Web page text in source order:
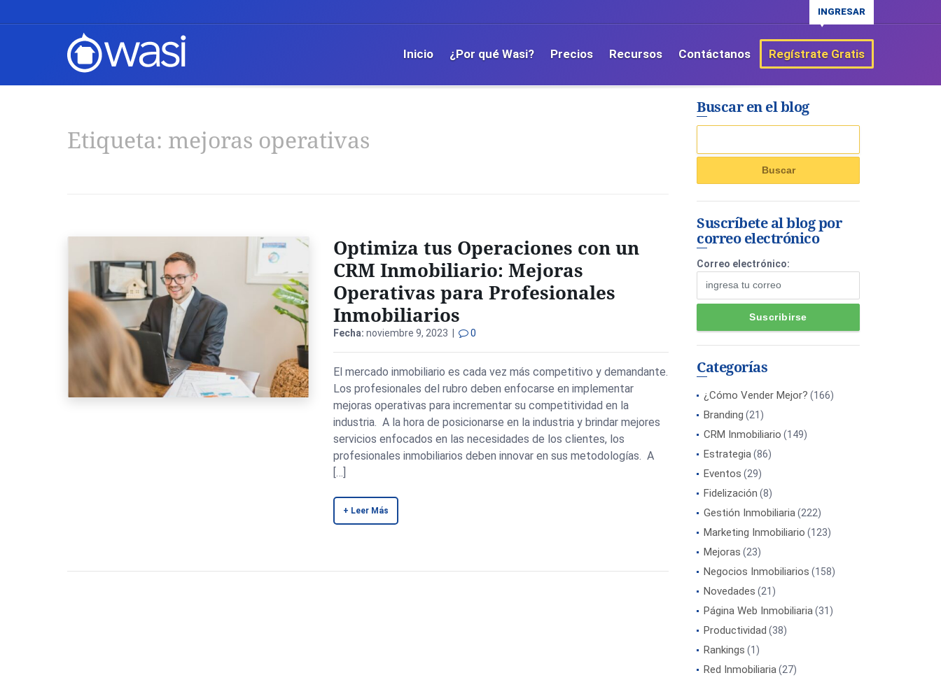
INGRESAR
Inicio ¿Por qué Wasi? Precios Recursos Contáctanos Regístrate Gratis
Etiqueta: mejoras operativas
Optimiza tus Operaciones con un
CRM Inmobiliario: Mejoras
Operativas para Profesionales
Inmobiliarios
Fecha: noviembre 9, 2023 | 0
El mercado inmobiliario es cada vez más competitivo y demandante.
Los profesionales del rubro deben enfocarse en implementar
mejoras operativas para incrementar su competitividad en la
industria. A la hora de posicionarse en la industria y brindar mejores
servicios enfocados en las necesidades de los clientes, los
profesionales inmobiliarios deben innovar en sus metodologías. A
[…]
+ Leer Más
Buscar en el blog
Suscríbete al blog por
correo electrónico
Correo electrónico:
Categorías
¿Cómo Vender Mejor? (166)
Branding (21)
CRM Inmobiliario (149)
Estrategia(86)
Eventos (29)
Fidelización (8)
Gestión Inmobiliaria(222)
Marketing Inmobiliario (123)
Mejoras (23)
Negocios Inmobiliarios (158)
Novedades (21)
Página Web Inmobiliaria(31)
Productividad (38)
Rankings (1)
Red Inmobiliaria(27)